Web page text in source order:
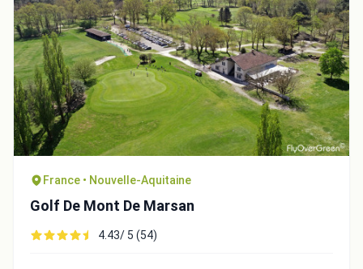
France • Nouvelle-Aquitaine
Golf De Mont De Marsan
4.43/ 5 (54)